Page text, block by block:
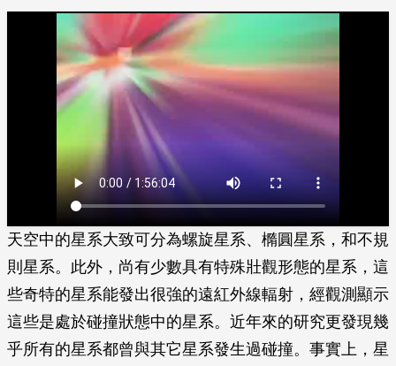
天空中的星系大致可分為螺旋星系、橢圓星系，和不規
則星系。此外，尚有少數具有特殊壯觀形態的星系，這
些奇特的星系能發出很強的遠紅外線輻射，經觀測顯示
這些是處於碰撞狀態中的星系。近年來的研究更發現幾
乎所有的星系都曾與其它星系發生過碰撞。事實上，星